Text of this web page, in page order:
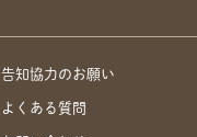
告知協力のお願い
よくある質問